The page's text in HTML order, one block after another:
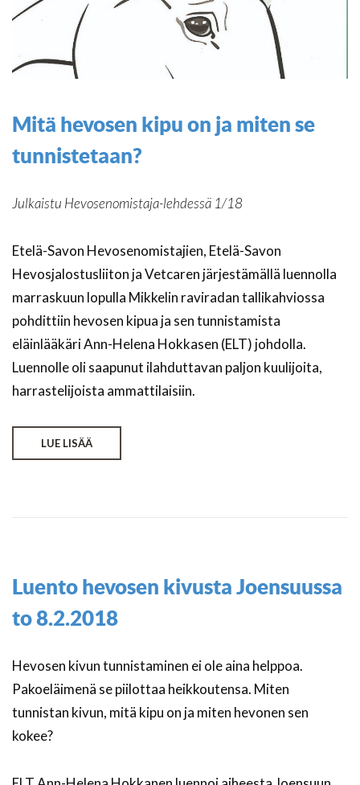
Mitä hevosen kipu on ja miten se
tunnistetaan?
Julkaistu Hevosenomistaja-lehdessä 1/18
Etelä-Savon Hevosenomistajien, Etelä-Savon
Hevosjalostusliiton ja Vetcaren järjestämällä luennolla
marraskuun lopulla Mikkelin raviradan tallikahviossa
pohdittiin hevosen kipua ja sen tunnistamista
eläinlääkäri Ann-Helena Hokkasen (ELT) johdolla.
Luennolle oli saapunut ilahduttavan paljon kuulijoita,
harrastelijoista ammattilaisiin.
LUE LISÄÄ
Luento hevosen kivusta Joensuussa
to 8.2.2018
Hevosen kivun tunnistaminen ei ole aina helppoa.
Pakoeläimenä se piilottaa heikkoutensa. Miten
tunnistan kivun, mitä kipu on ja miten hevonen sen
kokee?